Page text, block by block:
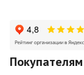
Покупателям